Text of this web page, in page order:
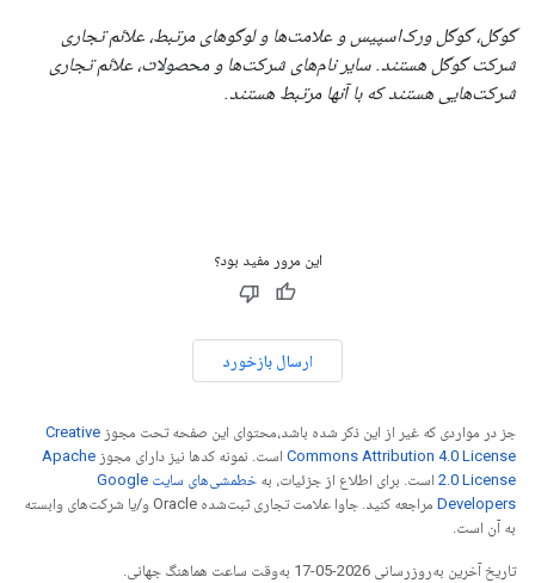
گوگل، گوگل ورک‌اسپیس و علامت‌ها و لوگوهای مرتبط، علائم تجاری
شرکت گوگل هستند. سایر نام‌های شرکت‌ها و محصولات، علائم تجاری
شرکت‌هایی هستند که با آنها مرتبط هستند.
این مرور مفید بود؟
ارسال بازخورد
جز در مواردی که غیر از این ذکر شده باشد،‌محتوای این صفحه تحت مجوز Creative
Commons Attribution 4.0 License است. نمونه کدها نیز دارای مجوز Apache
2.0 License است. برای اطلاع از جزئیات، به
خطمشی‌های سایت Google
Developers‏
مراجعه کنید. جاوا علامت تجاری ثبت‌شده Oracle و/یا شرکت‌های وابسته
به آن است.
تاریخ آخرین به‌روزرسانی 2026-05-17 به‌وقت ساعت هماهنگ جهانی.